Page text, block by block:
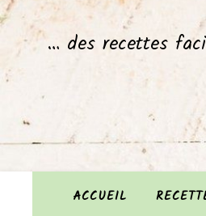
… des recettes
ACCUEIL